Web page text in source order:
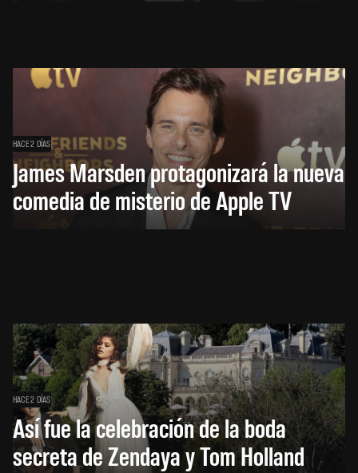
HACE 2 DÍAS
James Marsden protagonizará la nueva
comedia de misterio de Apple TV
HACE 2 DÍAS
Así fue la celebración de la boda
secreta de Zendaya y Tom Holland